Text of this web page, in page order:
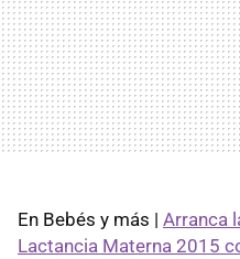
En Bebés y más | Arranca
Lactancia Materna 2015